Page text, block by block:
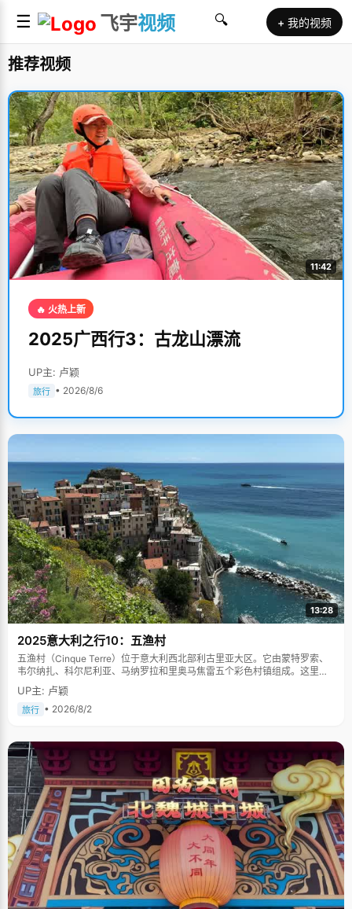
☰ 飞宇视频 🔍 + 我的视频
推荐视频
11:42
🔥 火热上新
2025广西行3：古龙山漂流
UP主: 卢颖
旅行 • 2026/8/6
13:28
2025意大利之行10：五渔村
五渔村（Cinque Terre）位于意大利西北部利古里亚大区。它由蒙特罗索、
韦尔纳扎、科尔尼利亚、马纳罗拉和里奥马焦雷五个彩色村镇组成。这里依
山傍海，房屋色彩斑斓，1997年被列为世界文化遗产。
UP主: 卢颖
旅行 • 2026/8/2